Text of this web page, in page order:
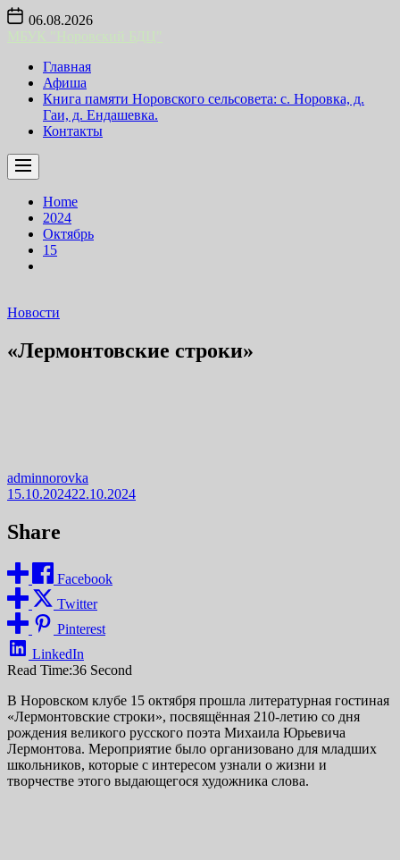
Skip
content
06.08.2026
Главная
Афиша
Книга памяти Норовского сельсовета: с. Норовка, д.
Гаи, д. Ендашевка.
Контакты
Home
2024
Октябрь
15
Новости
«Лермонтовские строки»
adminnorovka
15.10.202422.10.2024
Share
Facebook
Twitter
Pinterest
LinkedIn
Read Time:36 Second
В Норовском клубе 15 октября прошла литературная гостиная
«Лермонтовские строки», посвящённая 210-летию со дня
рождения великого русского поэта Михаила Юрьевича
Лермонтова. Мероприятие было организовано для младших
школьников, которые с интересом узнали о жизни и
творчестве этого выдающегося художника слова.